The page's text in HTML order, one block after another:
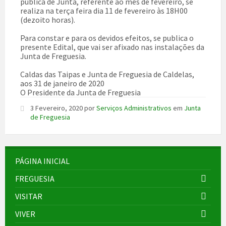
realiza na terça feira dia 11 de fevereiro às 18H00
(dezoito horas).
Para constar e para os devidos efeitos, se publica o
presente Edital, que vai ser afixado nas instalações da
Junta de Freguesia.
Caldas das Taipas e Junta de Freguesia de Caldelas,
aos 31 de janeiro de 2020
O Presidente da Junta de Freguesia
3 Fevereiro, 2020porServiços Administrativos em Junta
de Freguesia
PÁGINA INICIAL
FREGUESIA
VISITAR
VIVER